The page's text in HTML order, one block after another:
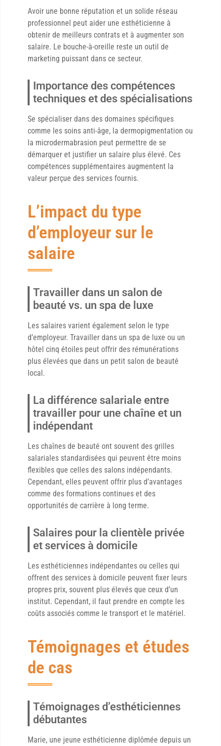
Avoir une bonne réputation et un solide réseau
professionnel peut aider une esthéticienne à
obtenir de meilleurs contrats et à augmenter son
salaire. Le bouche-à-oreille reste un outil de
marketing puissant dans ce secteur.
Importance des compétences
techniques et des spécialisations
Se spécialiser dans des domaines spécifiques
comme les soins anti-âge, la dermopigmentation ou
la microdermabrasion peut permettre de se
démarquer et justifier un salaire plus élevé. Ces
compétences supplémentaires augmentent la
valeur perçue des services fournis.
L’impact du type
d’employeur sur le
salaire
Travailler dans un salon de
beauté vs. un spa de luxe
Les salaires varient également selon le type
d’employeur. Travailler dans un spa de luxe ou un
hôtel cinq étoiles peut offrir des rémunérations
plus élevées que dans un petit salon de beauté
local.
La différence salariale entre
travailler pour une chaîne et un
indépendant
Les chaînes de beauté ont souvent des grilles
salariales standardisées qui peuvent être moins
flexibles que celles des salons indépendants.
Cependant, elles peuvent offrir plus d’avantages
comme des formations continues et des
opportunités de carrière à long terme.
Salaires pour la clientèle privée
et services à domicile
Les esthéticiennes indépendantes ou celles qui
offrent des services à domicile peuvent fixer leurs
propres prix, souvent plus élevés que ceux d’un
institut. Cependant, il faut prendre en compte les
coûts associés comme le transport et le matériel.
Témoignages et études
de cas
Témoignages d’esthéticiennes
débutantes
Marie, une jeune esthéticienne diplômée depuis un